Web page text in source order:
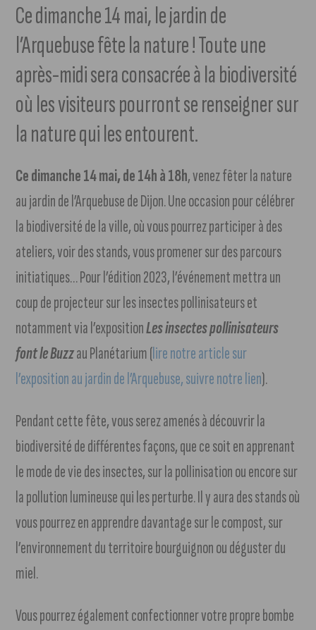
Ce dimanche 14 mai, le jardin de
l’Arquebuse fête la nature ! Toute une
après-midi sera consacrée à la biodiversité
où les visiteurs pourront se renseigner sur
la nature qui les entourent.
Ce dimanche 14 mai, de 14h à 18h, venez fêter la nature
au jardin de l’Arquebuse de Dijon. Une occasion pour célébrer
la biodiversité de la ville, où vous pourrez participer à des
ateliers, voir des stands, vous promener sur des parcours
initiatiques… Pour l’édition 2023, l’événement mettra un
coup de projecteur sur les insectes pollinisateurs et
notamment via l’expositionLes insectes pollinisateurs
font le Buzzau Planétarium (lire notre article sur
l’exposition au jardin de l’Arquebuse, suivre notre lien).
Pendant cette fête, vous serez amenés à découvrir la
biodiversité de différentes façons, que ce soit en apprenant
le mode de vie des insectes, sur la pollinisation ou encore sur
la pollution lumineuse qui les perturbe. Il y aura des stands où
vous pourrez en apprendre davantage sur le compost, sur
l’environnement du territoire bourguignon ou déguster du
miel.
Vous pourrez également confectionner votre propre bombe